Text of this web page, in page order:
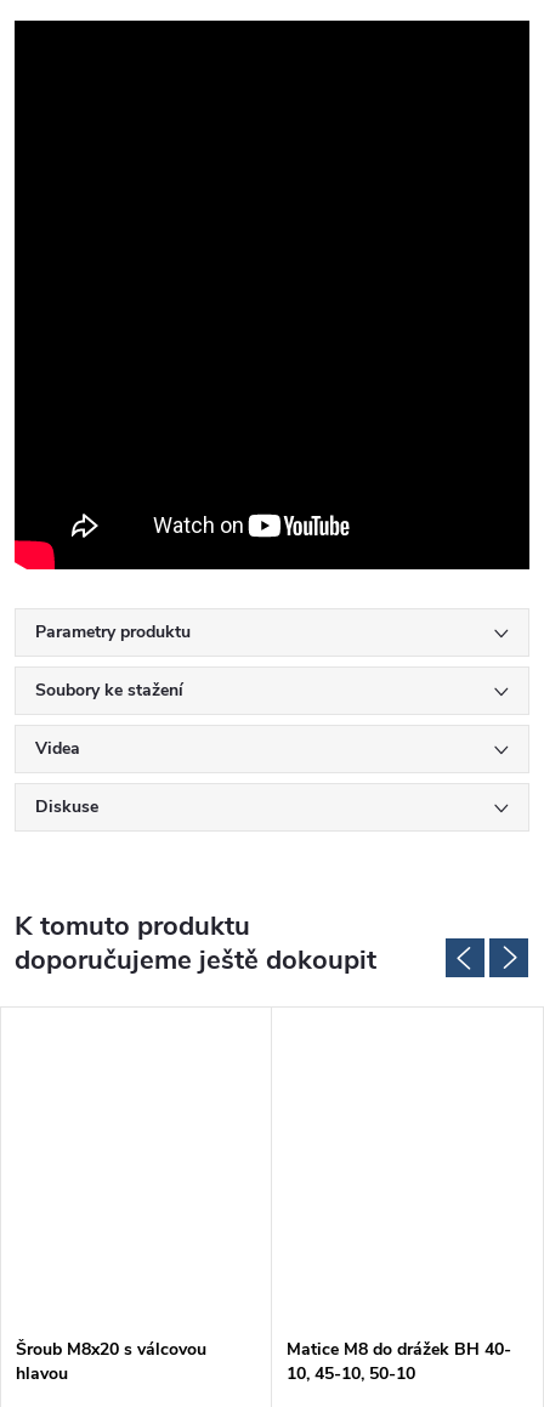
Parametry produktu
Soubory ke stažení
Videa
Diskuse
K tomuto produktu
doporučujeme ještě dokoupit
Šroub M8x20 s válcovou
hlavou
Matice M8 do drážek BH 40-
10, 45-10, 50-10